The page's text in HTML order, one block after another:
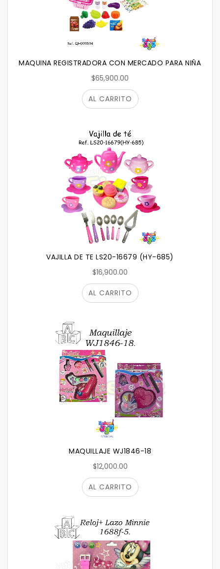
MAQUINA REGISTRADORA CON MERCADO PARA NIÑA
$65,900.00
AL CARRITO
VAJILLA DE TE LS20-16679 (HY-685)
$16,900.00
AL CARRITO
MAQUILLAJE WJ1846-18
$12,000.00
AL CARRITO